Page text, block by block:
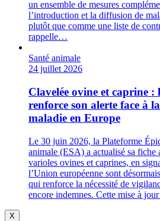
un ensemble de mesures
l’introduction et la diffusion de
plutôt que comme une liste de
rappelle…
Santé animale
24 juillet 2026
Clavelée ovine et caprine
renforce son alerte face à
maladie en Europe
Le 30 juin 2026, la Plateforme
animale (ESA) a actualisé sa fiche
varioles ovines et caprines, en
l’Union européenne sont
qui renforce la nécessité de
encore indemnes. Cette mise à
X